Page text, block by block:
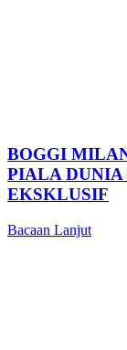
BOGGI
PIALA DUNIA
EKSKLUSIF
Bacaan Lanjut